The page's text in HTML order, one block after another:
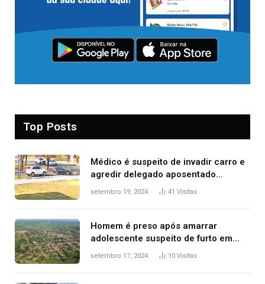
Top Posts
Médico é suspeito de invadir carro e
agredir delegado aposentado
durante confusão no trânsito
setembro 19, 2024 41 Visitas
Homem é preso após amarrar
adolescente suspeito de furto em
estaca de cerca e agredi-lo
setembro 17, 2024 10 Visitas